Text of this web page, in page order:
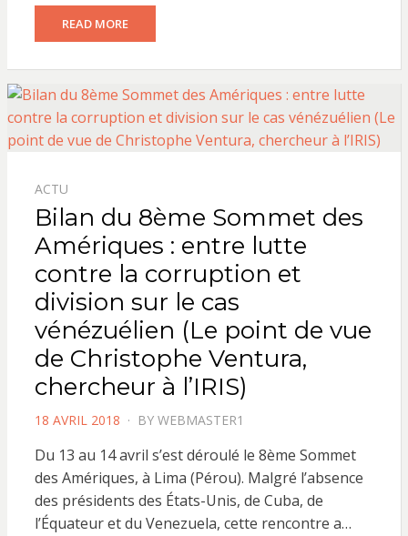
READ MORE
ACTU
Bilan du 8ème Sommet des
Amériques : entre lutte
contre la corruption et
division sur le cas
vénézuélien (Le point de vue
de Christophe Ventura,
chercheur à l’IRIS)
POSTED
18 AVRIL 2018 BY WEBMASTER1
Du 13 au 14 avril s’est déroulé le 8ème Sommet
des Amériques, à Lima (Pérou). Malgré l’absence
des présidents des États-Unis, de Cuba, de
l’Équateur et du Venezuela, cette rencontre a…